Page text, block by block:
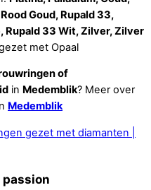
Goud, Rupald 33,
Rupald 33 Wit, Zilver, Zilver
met Opaal
of
in Medemblik? Meer over
Medemblik